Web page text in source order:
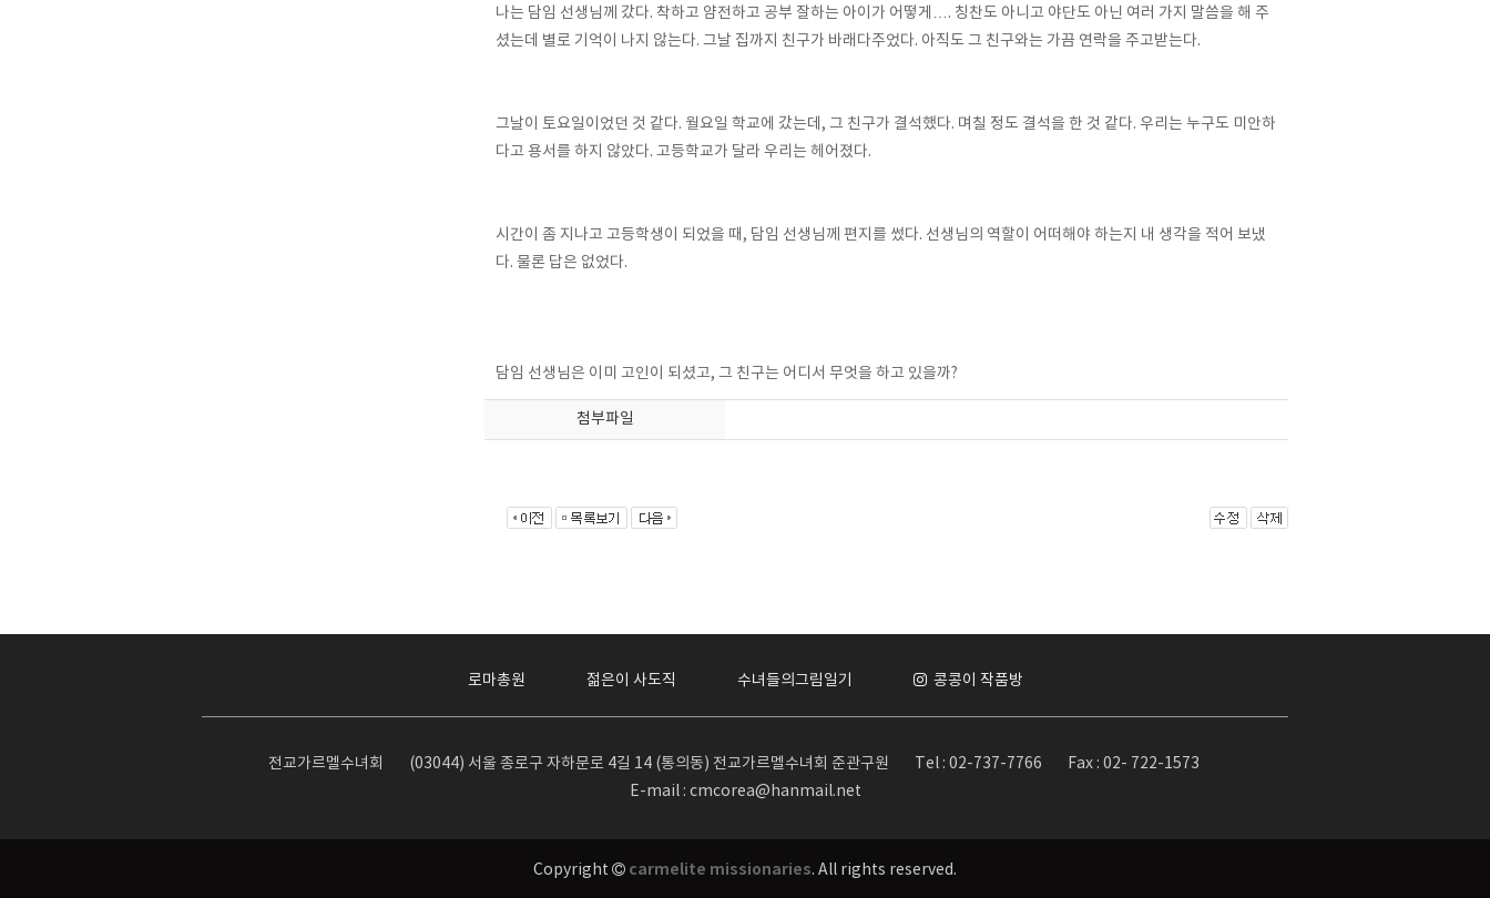
나는 담임 선생님께 갔다. 착하고 얌전하고 공부 잘하는 아이가 어떻게 …. 칭찬도 아니고 야단도 아닌 여러 가지 말씀을 해 주
셨는데 별로 기억이 나지 않는다. 그날 집까지 친구가 바래다주었다. 아직도 그 친구와는 가끔 연락을 주고받는다.
그날이 토요일이었던 것 같다. 월요일 학교에 갔는데 , 그 친구가 결석했다. 며칠 정도 결석을 한 것 같다. 우리는 누구도 미안하
다고 용서를 하지 않았다. 고등학교가 달라 우리는 헤어졌다.
시간이 좀 지나고 고등학생이 되었을 때, 담임 선생님께 편지를 썼다. 선생님의 역할이 어떠해야 하는지 내 생각을 적어 보냈
다. 물론 답은 없었다.
담임 선생님은 이미 고인이 되셨고, 그 친구는 어디서 무엇을 하고 있을까?
첨부파일
로마총원 젊은이 사도직 수녀들의그림일기 콩콩이 작품방
전교가르멜수녀회 (03044) 서울 종로구 자하문로 4길 14 (통의동) 전교가르멜수녀회 준관구원 Tel : 02-737-7766
Fax : 02- 722-1573
E-mail : cmcorea@hanmail.net
Copyright carmelite missionaries. All rights reserved.